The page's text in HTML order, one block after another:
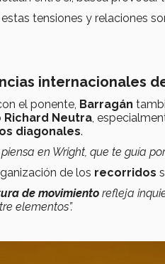
tensiones y relaciones
internacionales
el ponente, Barragán
Richard Neutra,
diagonales.
piensa en Wright, que te guía
de los recorridos
de movimiento refleja
elementos”.